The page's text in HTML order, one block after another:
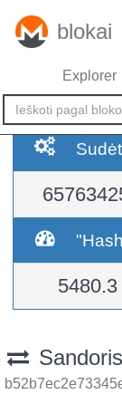
blokai
Explorer
5480.3
Sandoris